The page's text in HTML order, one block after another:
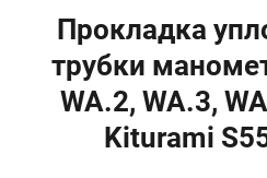
Прокладка
трубки
WA.2, WA.3,
Kiturami